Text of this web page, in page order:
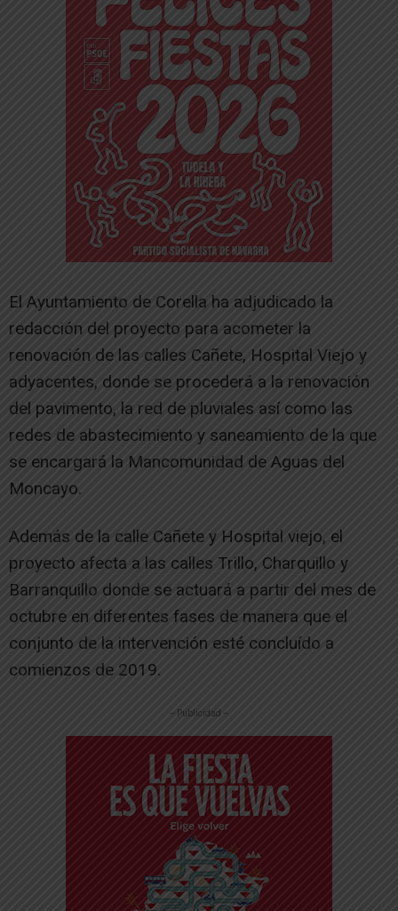
El Ayuntamiento de Corella ha adjudicado la
redacción del proyecto para acometer la
renovación de las calles Cañete, Hospital Viejo y
adyacentes, donde se procederá a la renovación
del pavimento, la red de pluviales así como las
redes de abastecimiento y saneamiento de la que
se encargará la Mancomunidad de Aguas del
Moncayo.
Además de la calle Cañete y Hospital viejo, el
proyecto afecta a las calles Trillo, Charquillo y
Barranquillo donde se actuará a partir del mes de
octubre en diferentes fases de manera que el
conjunto de la intervención esté concluído a
comienzos de 2019.
-- Publicidad --